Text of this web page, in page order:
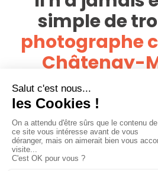
simple de
photographe
Châtenay-
PhotoPresta est présent dans
réseau de plus de 4 000
comparer toutes les offres
de votre plat et trouvez le
Châtenay-Malabry qui